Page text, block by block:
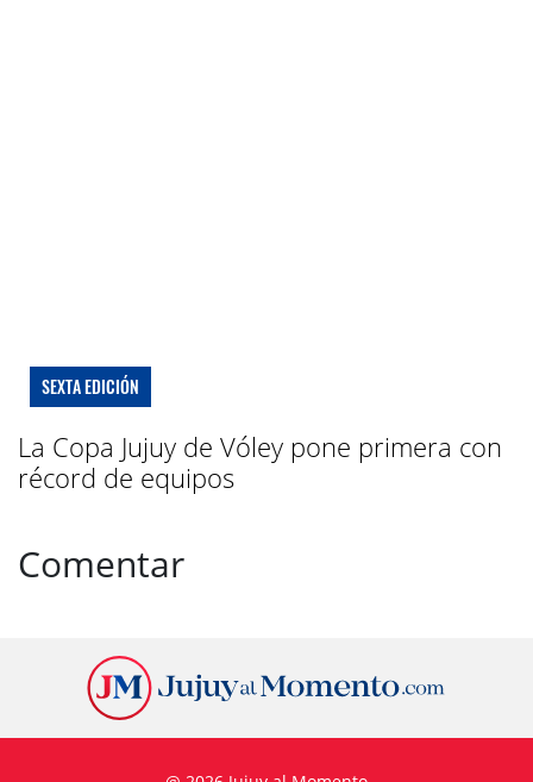
SEXTA EDICIÓN
La Copa Jujuy de Vóley pone primera con
récord de equipos
Comentar